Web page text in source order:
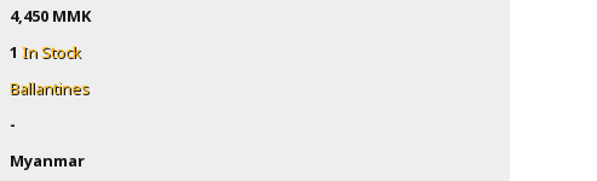
4,450MMK
1In Stock
Ballantines
-
Myanmar